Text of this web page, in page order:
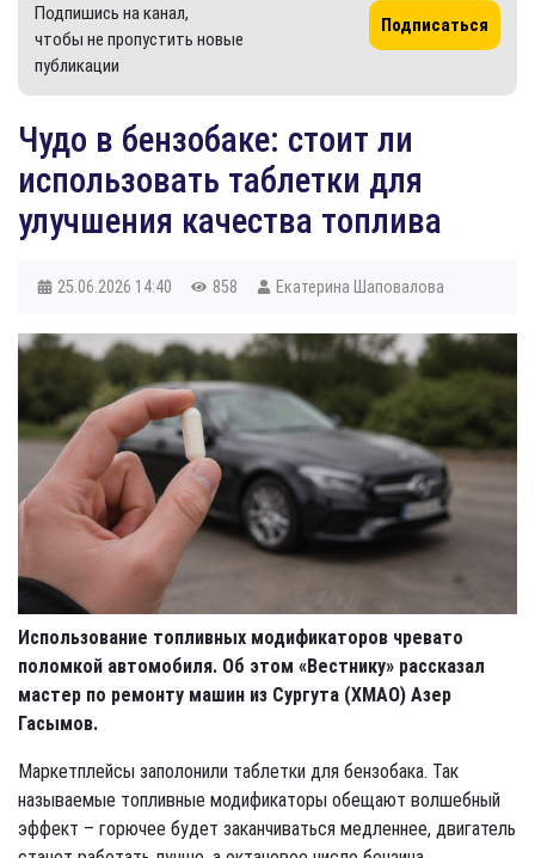
Подпишись на канал,
чтобы не пропустить новые
публикации
Подписаться
Чудо в бензобаке: стоит ли
использовать таблетки для
улучшения качества топлива
25.06.2026 14:40 858 Екатерина Шаповалова
Использование топливных модификаторов чревато
поломкой автомобиля. Об этом «Вестнику» рассказал
мастер по ремонту машин из Сургута (ХМАО) Азер
Гасымов.
Маркетплейсы заполонили таблетки для бензобака. Так
называемые топливные модификаторы обещают волшебный
эффект – горючее будет заканчиваться медленнее, двигатель